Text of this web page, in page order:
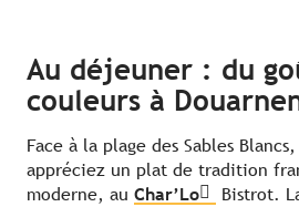
Au déjeuner : du
couleurs à
Face à la plage des Sables
appréciez un plat de tradition
moderne, au Char’Lo
Bistrot.